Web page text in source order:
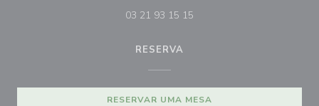
03 21 93 15 15
RESERVA
RESERVAR UMA MESA